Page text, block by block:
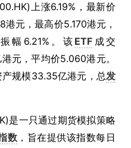
上涨6.19%，最新价
港元，最高价5.170港元，
幅6.21%。该 ETF 成交
元，平均价5.060港元。
规模33.35亿港元，总发
是一只通过期货模拟策略
数 ，旨在提供该指数每日